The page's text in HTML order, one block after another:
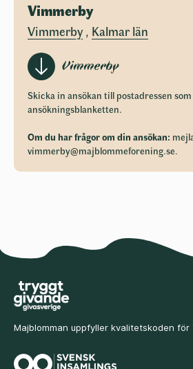
Vimmerby
Vimmerby , Kalmar län
Vimmerby
Skicka in ansökan till postadressen
ansökningsblanketten.
Om du har frågor om din ansökan:
vimmerby@majblommeforening.se.
Majblomman uppfyller kvalitetskoden för